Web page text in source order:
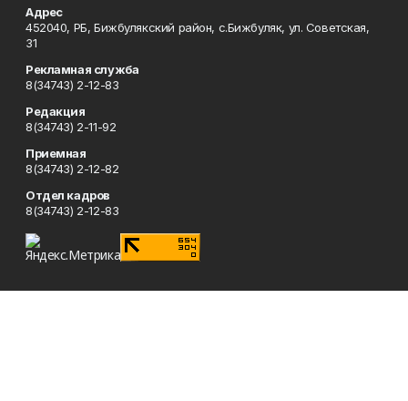
Адрес
452040, РБ, Бижбулякский район, с.Бижбуляк, ул. Советская,
31
Рекламная служба
8(34743) 2-12-83
Редакция
8(34743) 2-11-92
Приемная
8(34743) 2-12-82
Отдел кадров
8(34743) 2-12-83